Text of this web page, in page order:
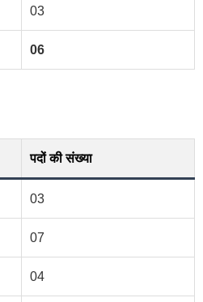
03
06
पदों की संख्या
03
07
04